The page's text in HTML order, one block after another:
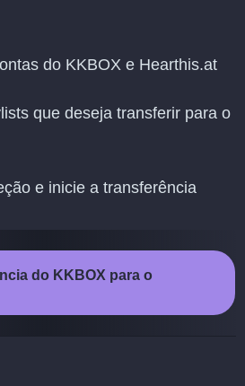
do KKBOX e Hearthis.at
que deseja transferir para o
e inicie a transferência
do KKBOX para o